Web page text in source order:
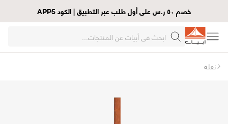
خصم ٥٠ ر.س على أول طلب عبر التطبيق | الكود APP5
نعلة